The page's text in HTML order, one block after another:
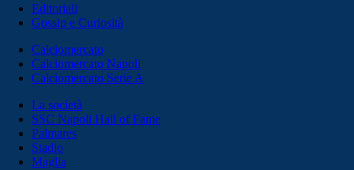
Editoriali
Gossip e Curiosità
Calciomercato
Calciomercato Napoli
Calciomercato Serie A
La società
SSC Napoli Hall of Fame
Palmares
Stadio
Maglia